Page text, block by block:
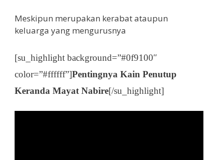
Meskipun merupakan kerabat ataupun
keluarga yang mengurusnya
[su_highlight background=”#0f9100″
color=”#ffffff”]Pentingnya Kain Penutup
Keranda Mayat Nabire[/su_highlight]